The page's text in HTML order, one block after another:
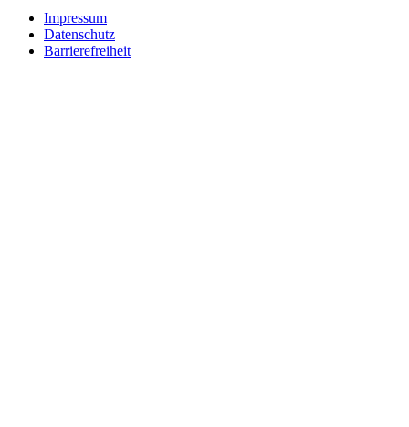
Impressum
Datenschutz
Barrierefreiheit